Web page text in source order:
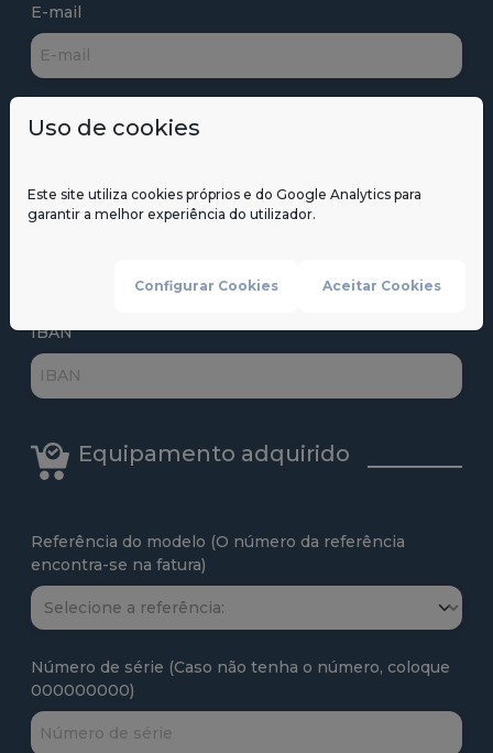
E-mail
Repetir E-mail
Telefone
IBAN
Equipamento adquirido
Referência do modelo (O número da referência
encontra-se na fatura)
Número de série (Caso não tenha o número, coloque
000000000)
Uso de cookies
Este site utiliza cookies próprios e do Google Analytics para
garantir a melhor experiência do utilizador.
Configurar Cookies Aceitar Cookies